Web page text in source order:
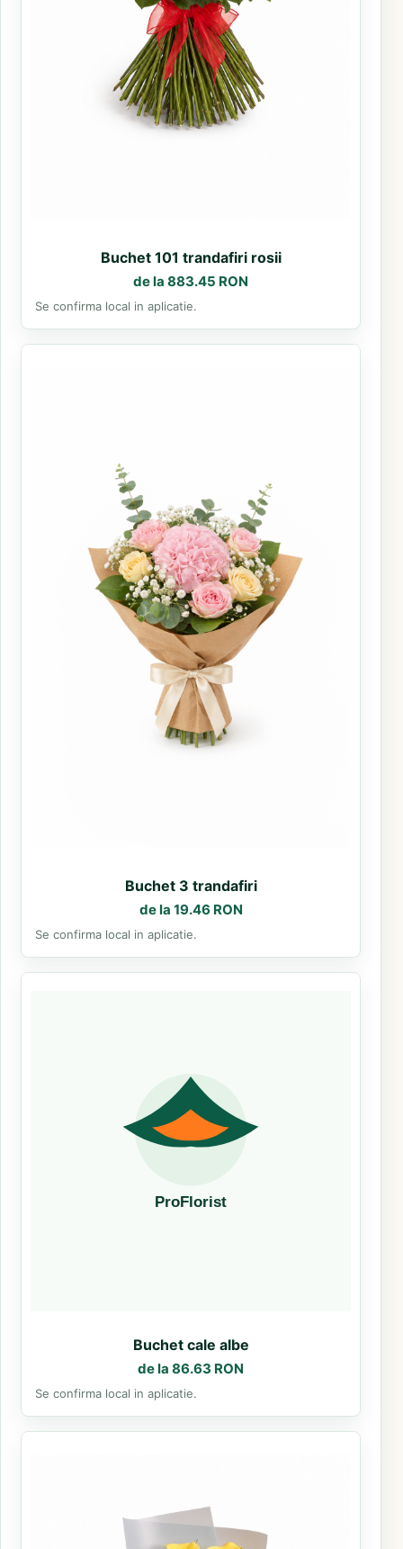
Buchet 101 trandafiri rosii
de la 883.45 RON
Se confirma local in aplicatie.
Buchet 3 trandafiri
de la 19.46 RON
Se confirma local in aplicatie.
Buchet cale albe
de la 86.63 RON
Se confirma local in aplicatie.